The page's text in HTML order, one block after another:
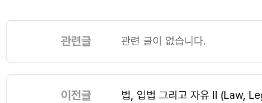
관련글 관련 글이 없습니다.
이전글 법, 입법 그리고 자유 Ⅱ